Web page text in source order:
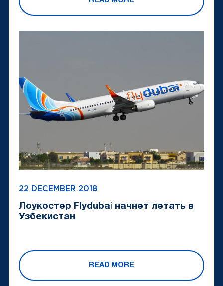
22 DECEMBER 2018
Лоукостер Flydubai начнет летать в
Узбекистан
READ MORE